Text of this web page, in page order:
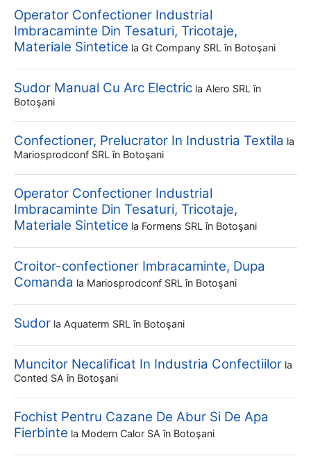
Operator Confectioner Industrial
Imbracaminte Din Tesaturi, Tricotaje,
Materiale Sintetice la Gt Company SRL în Botoşani
Sudor Manual Cu Arc Electric la Alero SRL în
Botoşani
Confectioner, Prelucrator In Industria Textila la
Mariosprodconf SRL în Botoşani
Operator Confectioner Industrial
Imbracaminte Din Tesaturi, Tricotaje,
Materiale Sintetice la Formens SRL în Botoşani
Croitor-confectioner Imbracaminte, Dupa
Comanda la Mariosprodconf SRL în Botoşani
Sudor la Aquaterm SRL în Botoşani
Muncitor Necalificat In Industria Confectiilor la
Conted SA în Botoşani
Fochist Pentru Cazane De Abur Si De Apa
Fierbinte la Modern Calor SA în Botoşani